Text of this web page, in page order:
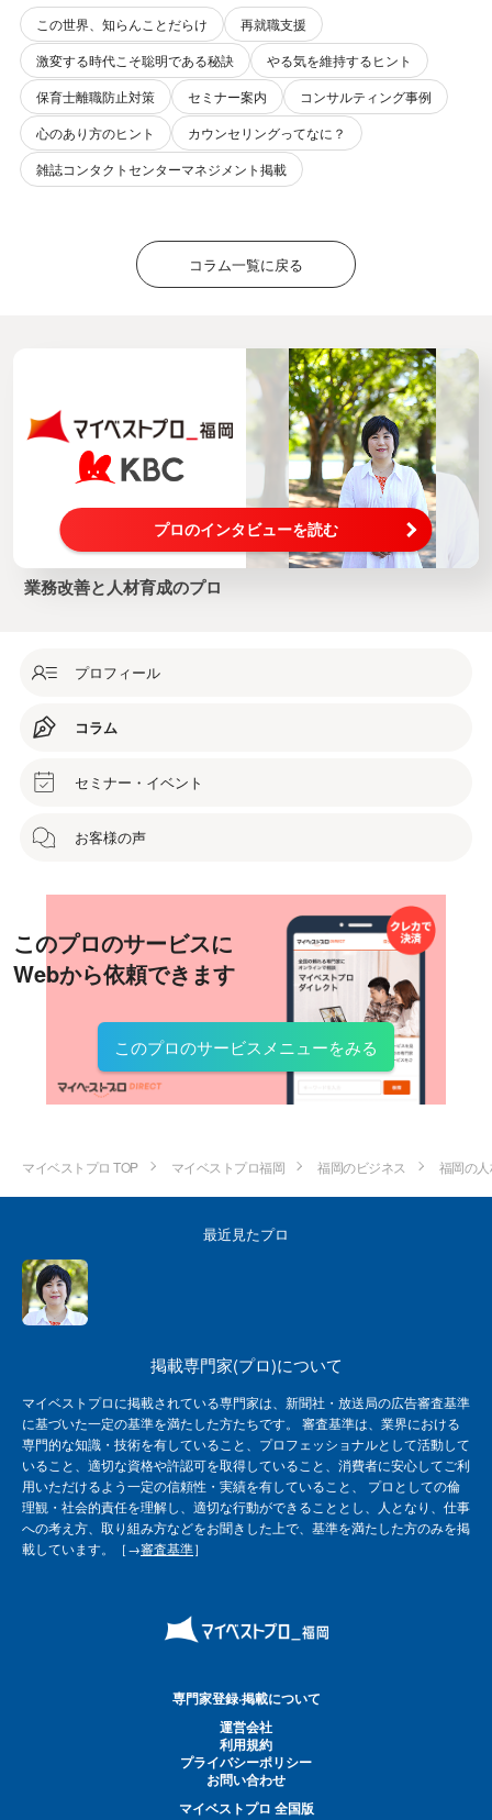
この世界、知らんことだらけ
再就職支援
激変する時代こそ聡明である秘訣
やる気を維持するヒント
保育士離職防止対策
セミナー案内
コンサルティング事例
心のあり方のヒント
カウンセリングってなに？
雑誌コンタクトセンターマネジメント掲載
コラム一覧に戻る
プロのインタビューを読む
業務改善と人材育成のプロ
プロフィール
コラム
セミナー・イベント
お客様の声
このプロのサービスに
Webから依頼できます
このプロのサービスメニューをみる
マイベストプロ TOP マイベストプロ福岡 福岡のビジネス 福岡の
最近見たプロ
掲載専門家(プロ)について
マイベストプロに掲載されている専門家は、新聞社・放送局の広告審査基準
に基づいた一定の基準を満たした方たちです。 審査基準は、業界における
専門的な知識・技術を有していること、プロフェッショナルとして活動して
いること、適切な資格や許認可を取得していること、消費者に安心してご利
用いただけるよう一定の信頼性・実績を有していること、 プロとしての倫
理観・社会的責任を理解し、適切な行動ができることとし、人となり、仕事
への考え方、取り組み方などをお聞きした上で、基準を満たした方のみを掲
載しています。［→審査基準］
専門家登録·掲載について
運営会社
利用規約
プライバシーポリシー
お問い合わせ
マイベストプロ 全国版